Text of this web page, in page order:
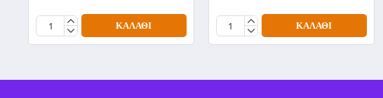
ΚΑΛΆΘΙ ΚΑΛΆΘΙ